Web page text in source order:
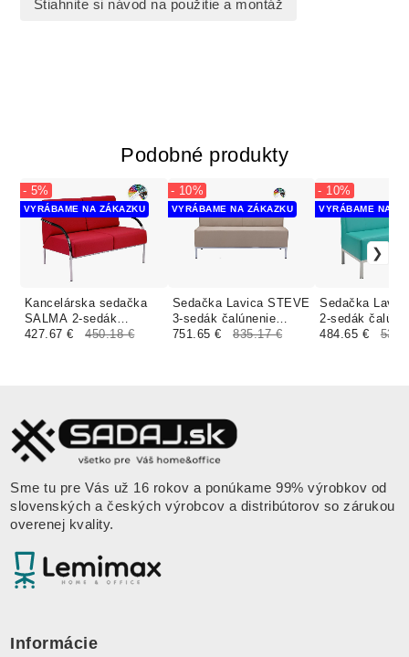
Stiahnite si návod na použitie a montáž
Podobné produkty
Kancelárska sedačka
SALMA 2-sedák
čalúnenie SUEDINE
VYRÁBAME NA ZÁKAZKU
- 5%
427.67 € 450.18 €
Sedačka Lavica STEVE
3-sedák čalúnenie
KOŽENKA Arizona
VYRÁBAME NA ZÁKAZKU
- 10%
751.65 € 835.17 €
Sedačka
2-sedák
SUEDINE
VYRÁBAME NA
- 10%
484.65 €
Sme tu pre Vás už 16 rokov a ponúkame 99% výrobkov od
slovenských a českých výrobcov a distribútorov so zárukou
overenej kvality.
Informácie